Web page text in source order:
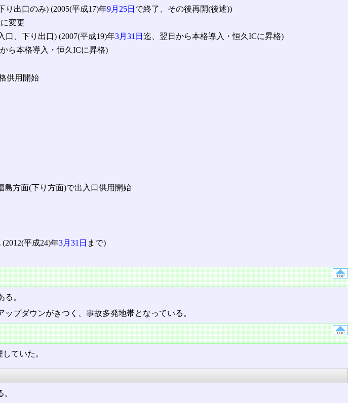
出口のみ) (2005(平成17)年9月25日 で終了、その後再開(後述))
に変更
、下り出口) (2007(平成19)年3月31日 迄、翌日から本格導入・恒久ICに昇格)
ら本格導入・恒久ICに昇格)
供用開始
島方面(下り方面)で出入口供用開始
平成24)年3月31日 まで)
。
プダウンがきつく、事故多発地帯となっている。
ていた。